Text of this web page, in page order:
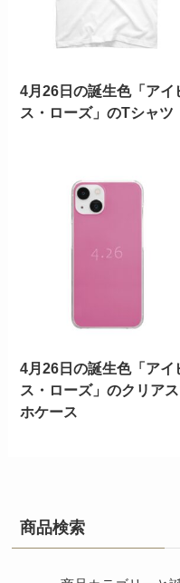
4月26日の誕生色「アイ
ス・ローズ」のTシャツ
4月26日の誕生色「アイ
ス・ローズ」のクリア
ホケース
商品検索